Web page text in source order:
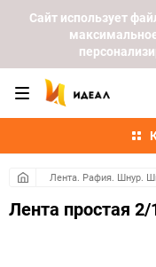
Cайт использует
Лента. Рафия. Шнур.
Лента простая